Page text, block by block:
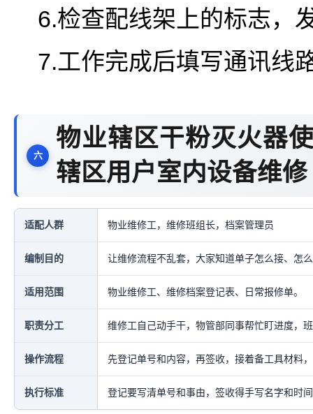
6.检查配线架上的标志，
7.工作完成后填写通讯线
物业辖区干粉灭火器
辖区用户室内设备维修
适配人群 物业维修工，维修班组长，档案管理员
编制目的 让维修流程不乱套，大家知道单子怎么接、怎
适用范围 物业维修工、维修档案登记表、日常报修单。
职责分工 维修工自己动手干，物管部同事帮忙盯进度，
操作流程 先登记单号和内容，再签收，接着备工具材料
执行标准 登记要写清单号和事由，签收得手写名字和时